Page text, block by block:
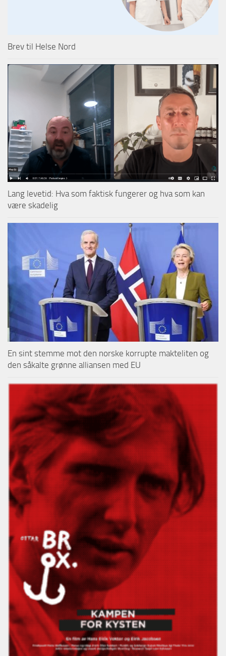
Brev til Helse Nord
Lang levetid: Hva som faktisk fungerer og hva som kan
være skadelig
En sint stemme mot den norske korrupte makteliten og
den såkalte grønne alliansen med EU